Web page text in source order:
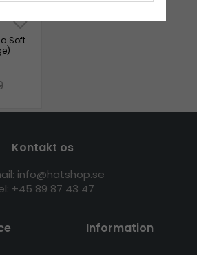
Soft
Kontakt os
info@hatshop.se
+45 89 87 43 47
Information